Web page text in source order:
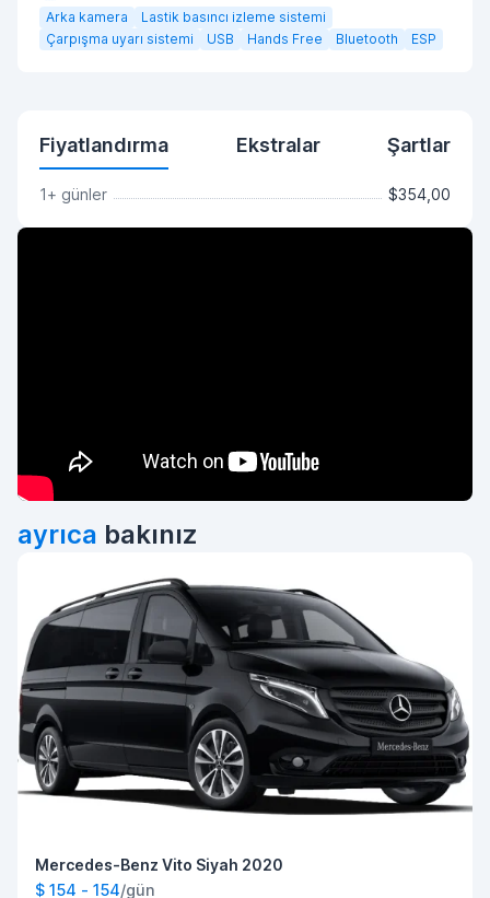
Arka kamera
Lastik basıncı izleme sistemi
Çarpışma uyarı sistemi
USB Hands Free Bluetooth ESP
Fiyatlandırma Ekstralar Şartlar
1+ günler $354,00
ayrıca bakınız
Mercedes-Benz Vito Siyah 2020
$ 154 - 154/gün